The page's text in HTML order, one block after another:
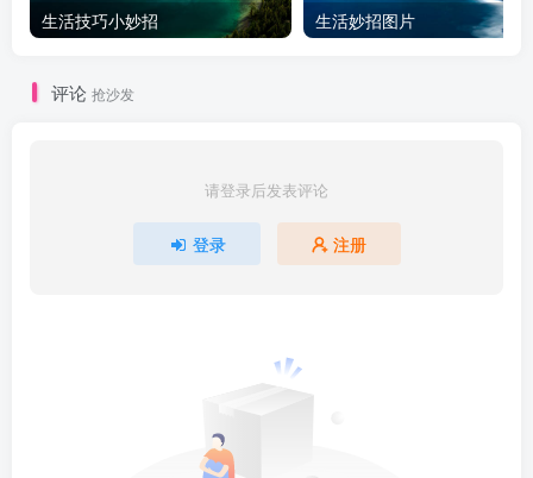
生活技巧小妙招 生活妙招图片
评论 抢沙发
请登录后发表评论
登录 注册